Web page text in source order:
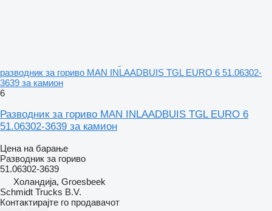
разводник за гориво MAN INLAADBUIS TGL EURO 6 51.06302-
3639 за камион
6
Разводник за гориво MAN INLAADBUIS TGL EURO 6
51.06302-3639 за камион
Цена на барање
Разводник за гориво
51.06302-3639
Холандија, Groesbeek
Schmidt Trucks B.V.
Контактирајте го продавачот